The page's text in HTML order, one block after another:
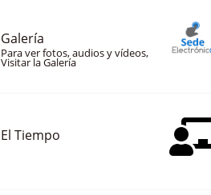
Galería
Para ver fotos, audios y vídeos,
Visitar la Galería
El Tiempo